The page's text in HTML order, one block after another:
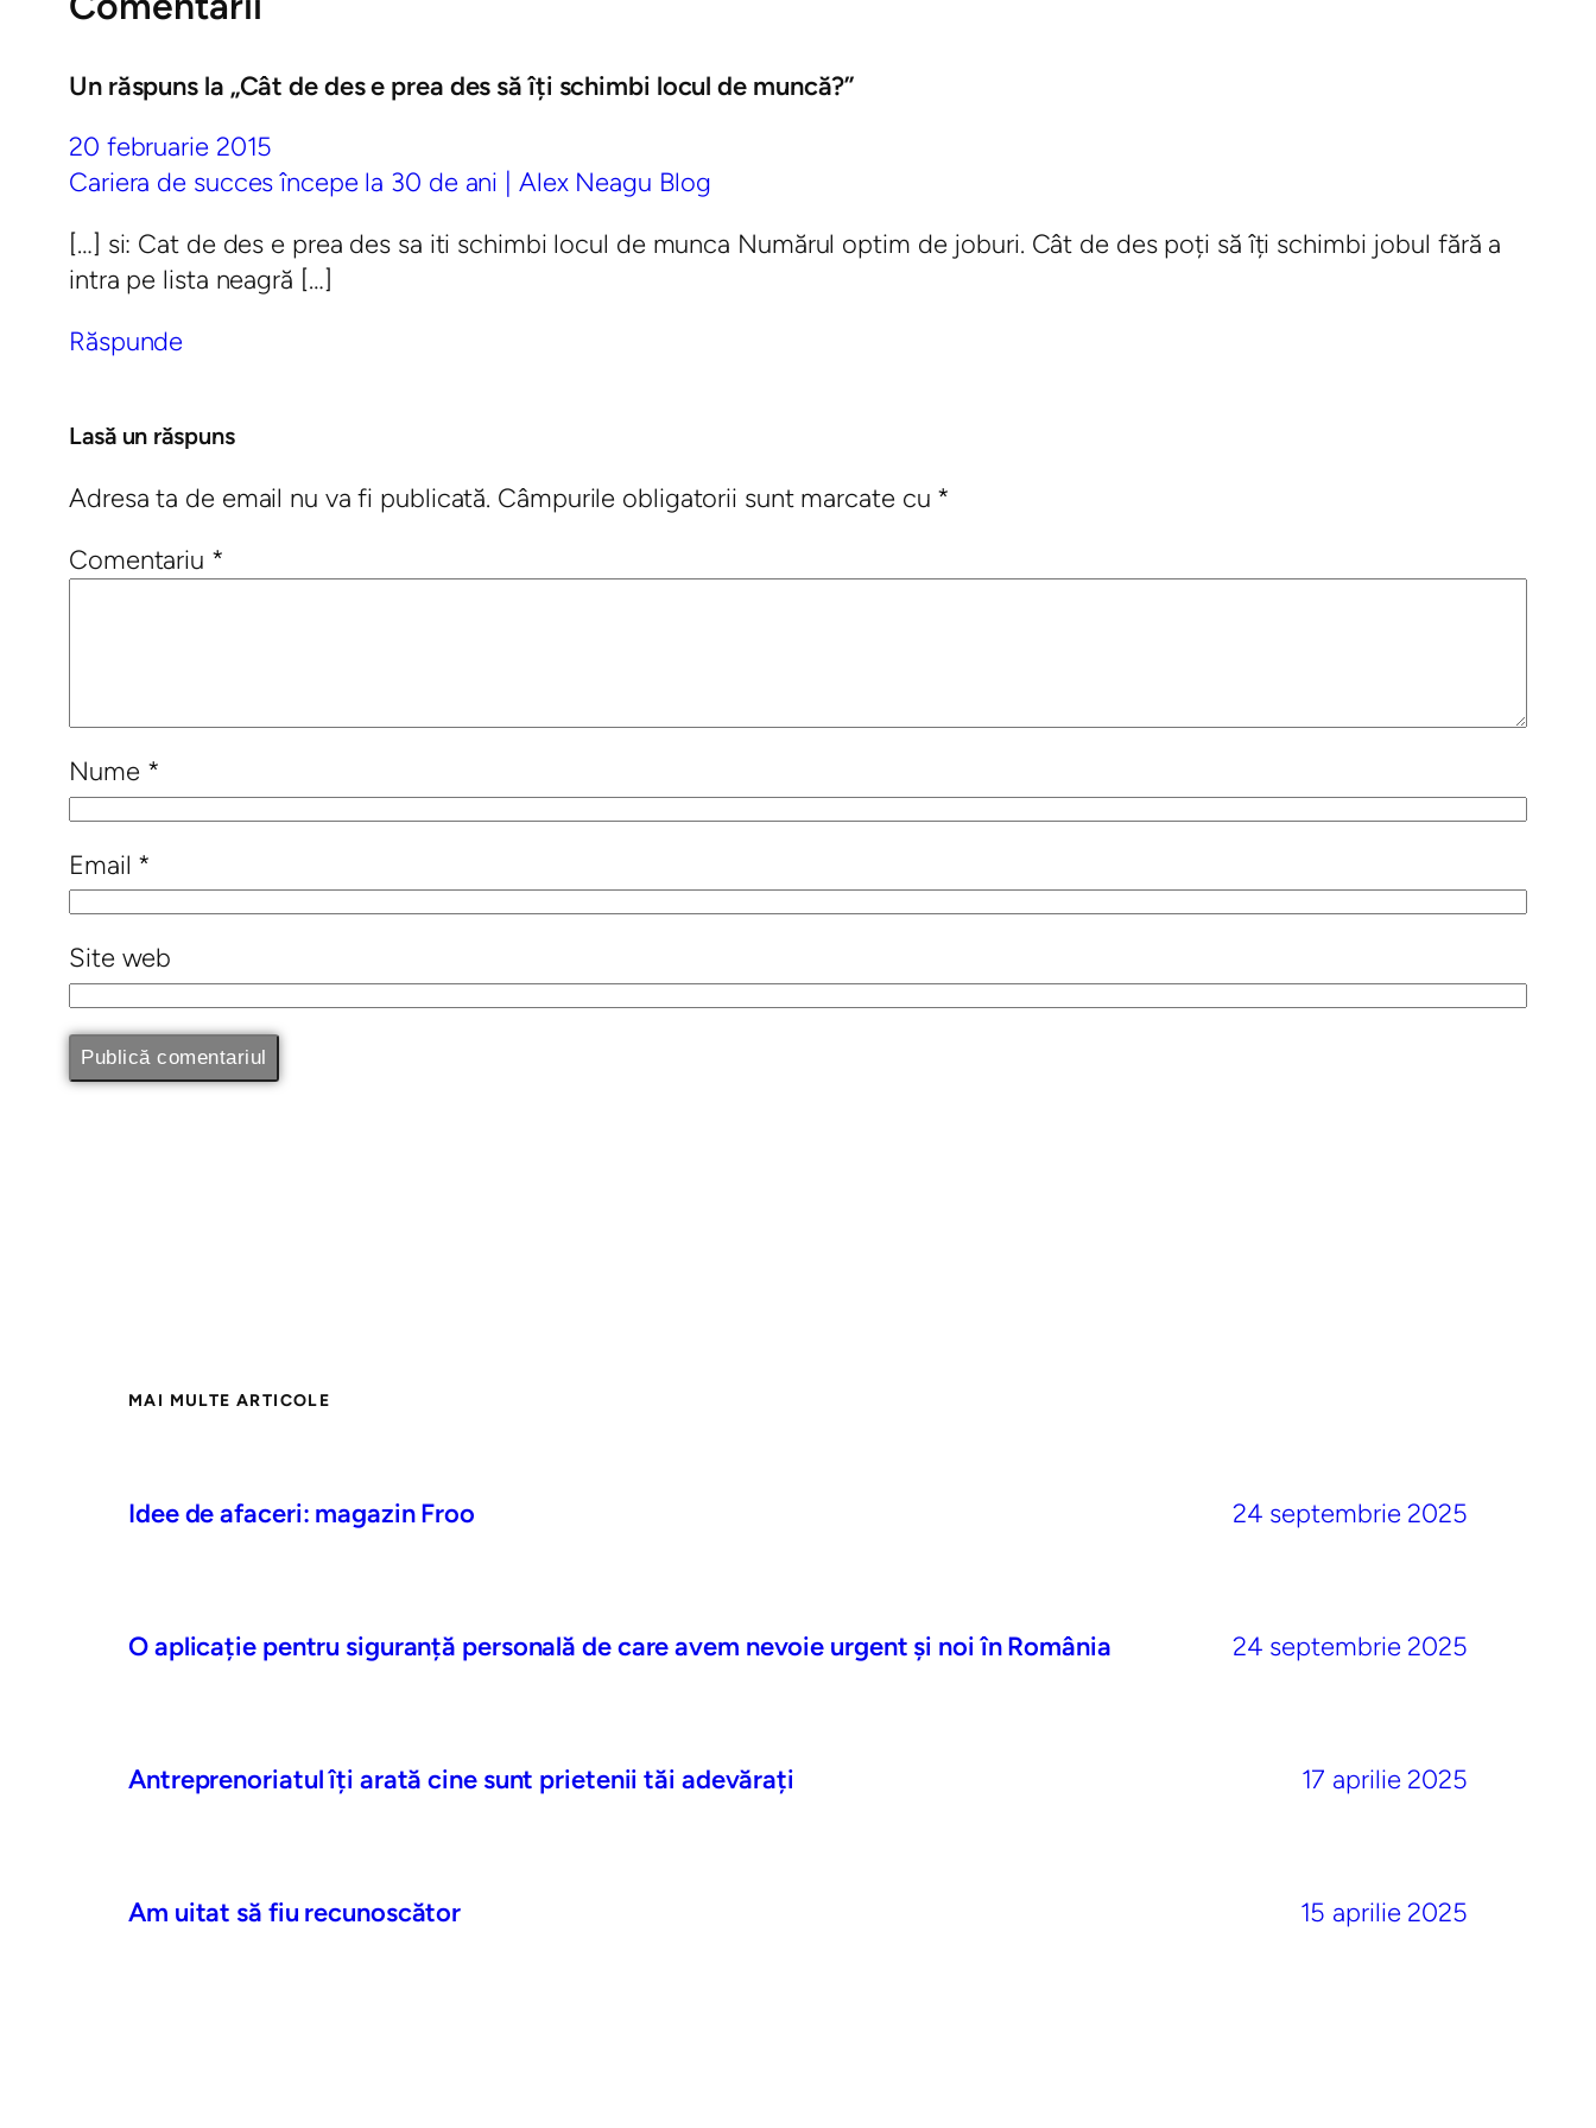
Un răspuns la „Cât de des e prea des să îți schimbi locul de muncă?”
20 februarie 2015
Cariera de succes începe la 30 de ani | Alex Neagu Blog
[…] si: Cat de des e prea des sa iti schimbi locul de munca Numărul optim de joburi. Cât de des poți să îți schimbi jobul fără a
intra pe lista neagră […]
Răspunde
Lasă un răspuns
Adresa ta de email nu va fi publicată. Câmpurile obligatorii sunt marcate cu *
Comentariu *
Nume *
Email *
Site web
MAI MULTE ARTICOLE
Idee de afaceri: magazin Froo 24 septembrie 2025
O aplicație pentru siguranță personală de care avem nevoie urgent și noi în România 24 septembrie 2025
Antreprenoriatul îți arată cine sunt prietenii tăi adevărați 17 aprilie 2025
Am uitat să fiu recunoscător 15 aprilie 2025